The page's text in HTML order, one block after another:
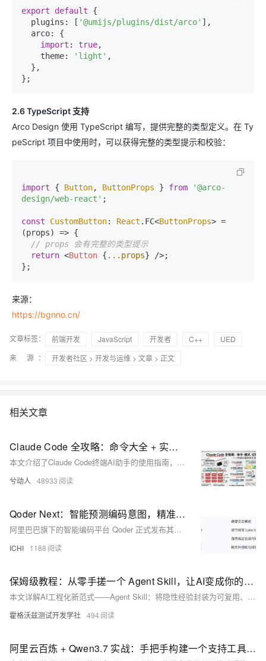
export default {
  plugins: [
'@umijs/plugins/dist/arco' ],
import : true,
    theme:
'light' ,
2.6 TypeScript 支持
Arco Design 使用 TypeScript 编写，提供完整的类型定义。在 Ty
peScript 项目中使用时，可以获得完整的类型提示和校验：
import { Button, ButtonProps } from
'@arco-
design/web-react' ;
const CustomButton: React . FC<ButtonProps
(props) => {
// props 会有完整的类型提示
return <Button { ...props} />;
来源：
https://bgnno.cn/
文章标签： 前端开发 JavaScript 开发者 C++
UED
来 源：
开发者社区 > 开发与运维 > 文章 > 正文
相关文章
Claude Code 全攻略：命令大全 + 实战工作流（建议收藏）
本文介绍了Claude Code终端AI助手的使用指南，主要内容包括：1)常用命令如版本查看、项目启动和更新；2)三种工作模式切换及界面说明；3)核心功能指令速查表，包含初始化、压缩对话、清除历史等操作；4)详细解析了/init、/help、/clear、/compact、/memory等关键命令的使用场景和语法。文章通过丰富的界面截图和场景示例，帮助开发者快速掌握如何通过命令行和交互界面高效使用Claude Code进行项目开发，特别强调了CLAUDE.md文件作为项目知识库的核心作用。
兮动人 48933
Qoder Next：智能预测编码意图，精准化解开发难题
阿里巴巴旗下的智能编码平台 Qoder 正式发布其全新品牌 NEXT，并推出了基于自研 NEXT 模型的高阶智能补全能力 。 这一发布不仅仅是产品版本的更迭，它标志着 AI 辅助编程正式从“代码续写”阶段迈向“意图感知与自主代理”的 Agentic 编码新纪元 。 Qoder NEXT 通过结合抽象语法树（AST）精准模拟、ActionRL 强化学习算法以及海量真实编辑行为的学习，构建了一个能够主动感知代码库、理解开发者编辑历史的深度认知模型 。
ICHI 1188
保姆级教程：从零手搓一个 Agent Skill，让AI变成你的专属助手
本文详解AI工程化新范式——Agent Skill：将隐性经验封装为可复用、可复现、可进化的标准化流程。通过实战手搓邮件Skill，揭示其三层渐进加载机制与落地路径，助你告别低效对话，迈向流程驱动的AI协作新时代。
霍格沃兹测试开发学社 494
阿里云百炼 + Qwen3.7 实战：手把手构建一个支持工具调用的 AI Agent